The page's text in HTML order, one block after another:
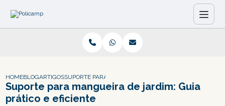
HOMEBLOGARTIGOSSUPORTE PARA MANGUEIRA DE JARDIM: GUIA PRÁTICO
Suporte para mangueira de jardim: Guia
prático e eficiente